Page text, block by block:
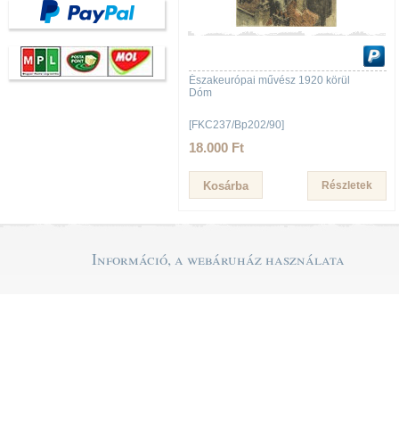
Északeurópai művész 1920 körül
Dóm
[FKC237/Bp202/90]
18.000 Ft
Részletek
Információ, a webáruház használata